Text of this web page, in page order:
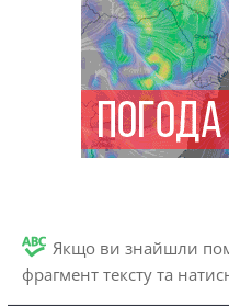
Якщо ви знайшли
фрагмент тексту та